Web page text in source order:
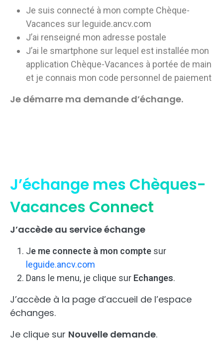
Je suis connecté à mon compte Chèque-
Vacances sur leguide.ancv.com
J’ai renseigné mon adresse postale
J’ai le smartphone sur lequel est installée mon
application Chèque-Vacances à portée de main
et je connais mon code personnel de paiement
Je démarre ma demande d’échange.
J’échange mes Chèques-
Vacances Connect
J’accède au service échange
Je me connecte à mon compte sur
leguide.ancv.com
Dans le menu, je clique sur Echanges.
J’accède à la page d’accueil de l’espace
échanges.
Je clique sur Nouvelle demande.